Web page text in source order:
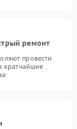
ремонт
провести
кратчайшие